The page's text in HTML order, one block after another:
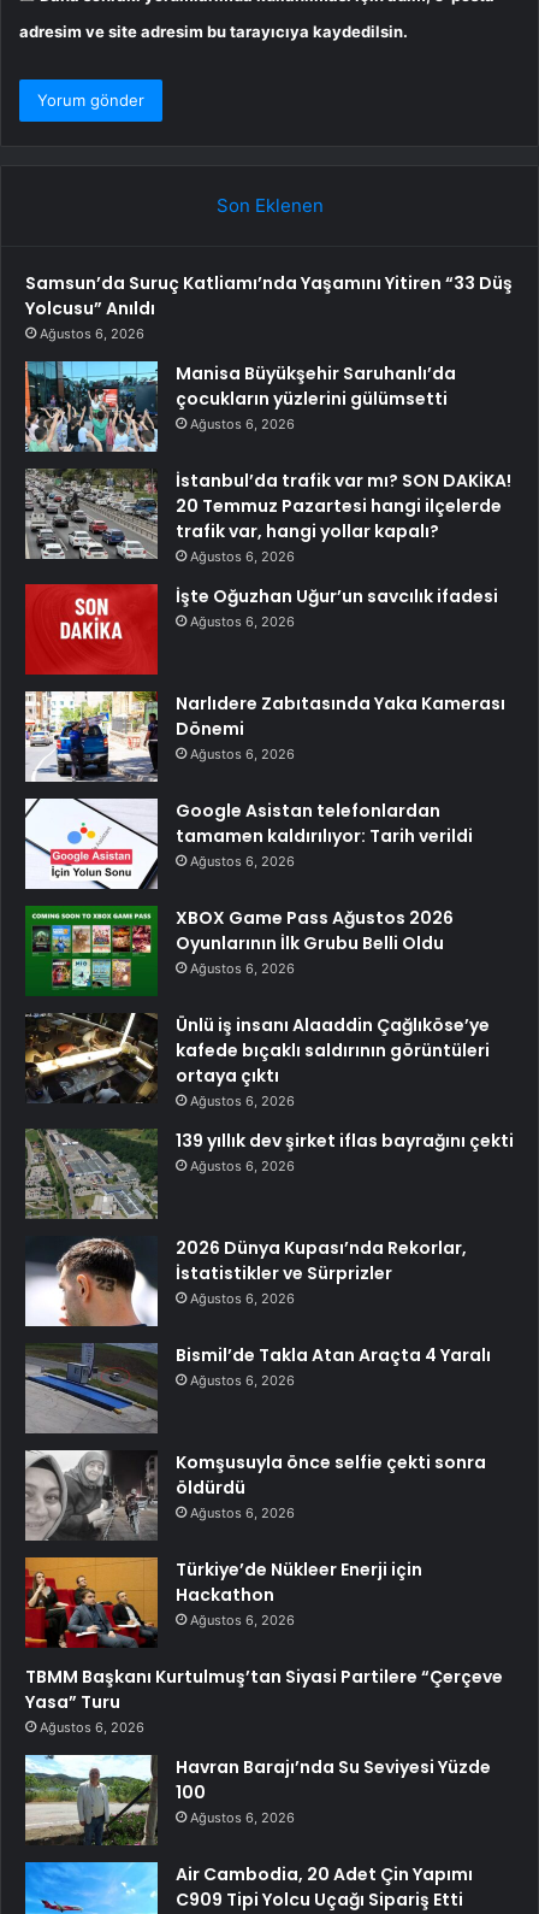
adresim ve site adresim bu tarayıcıya kaydedilsin.
Son Eklenen
Samsun’da Suruç Katliamı’nda Yaşamını Yitiren “33 Düş
Yolcusu” Anıldı
Ağustos 6, 2026
Manisa Büyükşehir Saruhanlı’da
çocukların yüzlerini gülümsetti
Ağustos 6, 2026
İstanbul’da trafik var mı? SON DAKİKA!
20 Temmuz Pazartesi hangi ilçelerde
trafik var, hangi yollar kapalı?
Ağustos 6, 2026
İşte Oğuzhan Uğur’un savcılık ifadesi
Ağustos 6, 2026
Narlıdere Zabıtasında Yaka Kamerası
Dönemi
Ağustos 6, 2026
Google Asistan telefonlardan
tamamen kaldırılıyor: Tarih verildi
Ağustos 6, 2026
XBOX Game Pass Ağustos 2026
Oyunlarının İlk Grubu Belli Oldu
Ağustos 6, 2026
Ünlü iş insanı Alaaddin Çağlıköse’ye
kafede bıçaklı saldırının görüntüleri
ortaya çıktı
Ağustos 6, 2026
139 yıllık dev şirket iflas bayrağını çekti
Ağustos 6, 2026
2026 Dünya Kupası’nda Rekorlar,
İstatistikler ve Sürprizler
Ağustos 6, 2026
Bismil’de Takla Atan Araçta 4 Yaralı
Ağustos 6, 2026
Komşusuyla önce selfie çekti sonra
öldürdü
Ağustos 6, 2026
Türkiye’de Nükleer Enerji için
Hackathon
Ağustos 6, 2026
TBMM Başkanı Kurtulmuş’tan Siyasi Partilere “Çerçeve
Yasa” Turu
Ağustos 6, 2026
Havran Barajı’nda Su Seviyesi Yüzde
100
Ağustos 6, 2026
Air Cambodia, 20 Adet Çin Yapımı
C909 Tipi Yolcu Uçağı Sipariş Etti